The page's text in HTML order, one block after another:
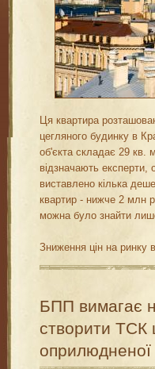
Ця квартира
цегляного будинку в
об'єкта складає 29 кв.
відзначають
виставлено кілька
квартир - нижче 2 млн
можна було знайти
Зниження цін на ринку
БПП вимагає
створити ТСК